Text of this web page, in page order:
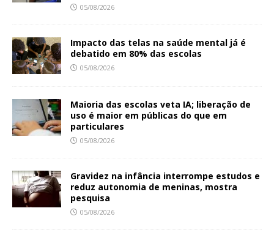
05/08/2026
Impacto das telas na saúde mental já é
debatido em 80% das escolas
05/08/2026
Maioria das escolas veta IA; liberação de
uso é maior em públicas do que em
particulares
05/08/2026
Gravidez na infância interrompe estudos e
reduz autonomia de meninas, mostra
pesquisa
05/08/2026